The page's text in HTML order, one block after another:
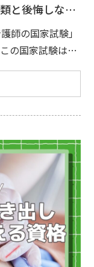
と後悔しない
師の国家試験」
の国家試験は誰
す。具体的に
上の教育課程を
ます。つまり、
て初めて「看護